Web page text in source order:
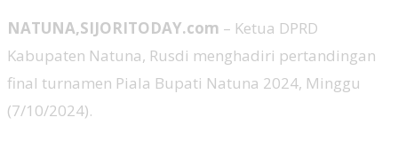
NATUNA,SIJORITODAY.com – Ketua DPRD
Kabupaten Natuna, Rusdi menghadiri pertandingan
final turnamen Piala Bupati Natuna 2024, Minggu
(7/10/2024).